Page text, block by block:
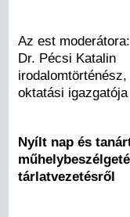
Az est moderátora:
Dr. Pécsi Katalin
oktatási igazgatója
Nyílt nap és
tárlatvezetésről